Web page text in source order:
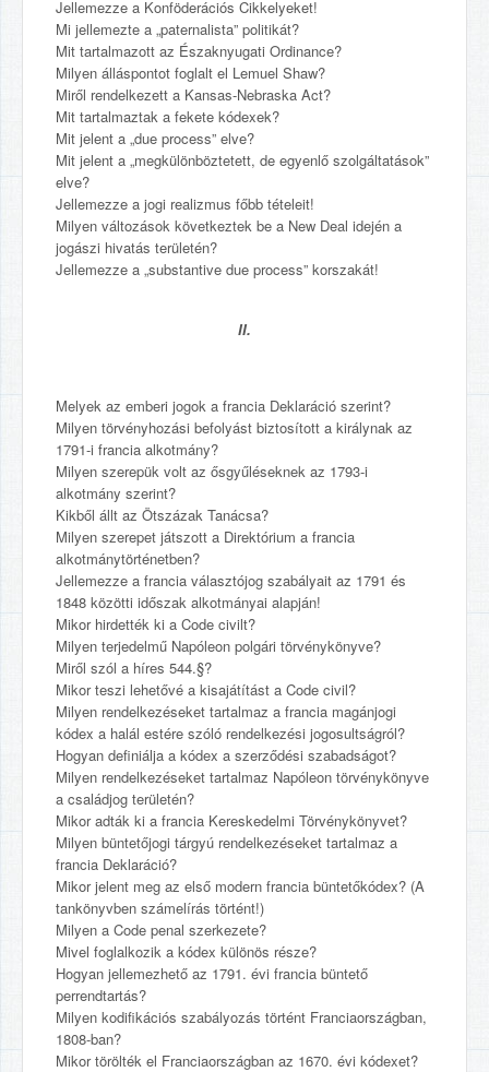
Jellemezze a Konföderációs Cikkelyeket!
Mi jellemezte a „paternalista” politikát?
Mit tartalmazott az Északnyugati Ordinance?
Milyen álláspontot foglalt el Lemuel Shaw?
Miről rendelkezett a Kansas-Nebraska Act?
Mit tartalmaztak a fekete kódexek?
Mit jelent a „due process” elve?
Mit jelent a „megkülönböztetett, de egyenlő szolgáltatások”
elve?
Jellemezze a jogi realizmus főbb tételeit!
Milyen változások következtek be a New Deal idején a
jogászi hivatás területén?
Jellemezze a „substantive due process” korszakát!
II.
Melyek az emberi jogok a francia Deklaráció szerint?
Milyen törvényhozási befolyást biztosított a királynak az
1791-i francia alkotmány?
Milyen szerepük volt az ősgyűléseknek az 1793-i
alkotmány szerint?
Kikből állt az Ötszázak Tanácsa?
Milyen szerepet játszott a Direktórium a francia
alkotmánytörténetben?
Jellemezze a francia választójog szabályait az 1791 és
1848 közötti időszak alkotmányai alapján!
Mikor hirdették ki a Code civilt?
Milyen terjedelmű Napóleon polgári törvénykönyve?
Miről szól a híres 544.§?
Mikor teszi lehetővé a kisajátítást a Code civil?
Milyen rendelkezéseket tartalmaz a francia magánjogi
kódex a halál estére szóló rendelkezési jogosultságról?
Hogyan definiálja a kódex a szerződési szabadságot?
Milyen rendelkezéseket tartalmaz Napóleon törvénykönyve
a családjog területén?
Mikor adták ki a francia Kereskedelmi Törvénykönyvet?
Milyen büntetőjogi tárgyú rendelkezéseket tartalmaz a
francia Deklaráció?
Mikor jelent meg az első modern francia büntetőkódex? (A
tankönyvben számelírás történt!)
Milyen a Code penal szerkezete?
Mivel foglalkozik a kódex különös része?
Hogyan jellemezhető az 1791. évi francia büntető
perrendtartás?
Milyen kodifikációs szabályozás történt Franciaországban,
1808-ban?
Mikor törölték el Franciaországban az 1670. évi kódexet?